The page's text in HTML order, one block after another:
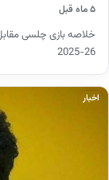
۵ ماه قبل
خلاصه بازی چلسی
26-2025
اخبار